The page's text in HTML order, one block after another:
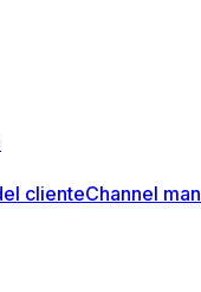
clienteChannel